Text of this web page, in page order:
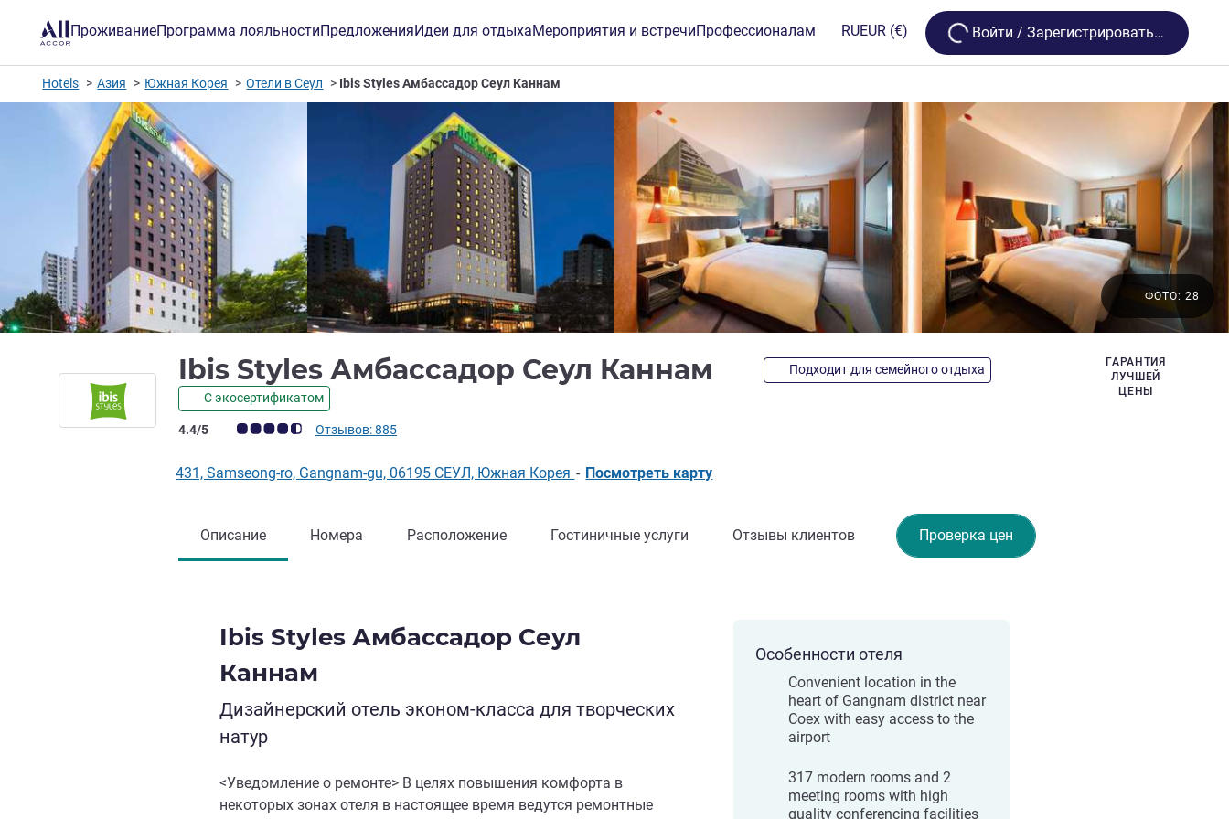
ПроживаниеПрограмма лояльностиПредложенияИдеи для отдыхаМероприятия и встречиПрофессионалам RUEUR (€) Loading...
Bойти / Зарегистрироваться
Hotels Азия Южная Корея Отели в Сеул Ibis Styles Амбассадор Сеул Каннам
Ibis Styles Амбассадор Сеул Каннам 3 звезды
Подходит для семейного отдыха
С экосертификатом
Примечание: отзывы клиентов (Рейтинг ALL)
4.4/5 Отзывов: 885
ГАРАНТИЯ
ЛУЧШЕЙ
ЦЕНЫ
ФОТО: 28
431, Samseong-ro, Gangnam-gu, 06195 СЕУЛ, Южная Корея - Посмотреть карту
Проверка цен
Описание Номера Расположение Гостиничные услуги Отзывы клиентов
Ibis Styles Амбассадор Сеул
Каннам
Дизайнерский отель эконом-класса для творческих
натур
<Уведомление о ремонте> В целях повышения комфорта в
некоторых зонах отеля в настоящее время ведутся ремонтные
Особенности отеля
Convenient location in the
heart of Gangnam district near
Coex with easy access to the
airport
317 modern rooms and 2
meeting rooms with high
quality conferencing facilities